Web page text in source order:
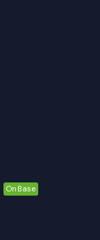
OnBase